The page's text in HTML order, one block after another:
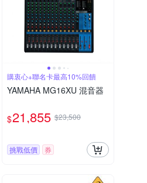
購衷心+聯名卡最高10%回饋
YAMAHA MG16XU 混音器
$21,855 $23,500
挑戰低價 券